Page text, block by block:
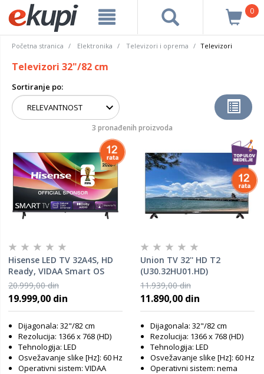
0
Početna stranica Elektronika Televizori i oprema Televizori
Televizori 32"/82 cm
Sortiranje po:
3 pronađenih proizvoda
Hisense LED TV 32A4S, HD
Ready, VIDAA Smart OS
20.999,00 din
19.999,00 din
Dijagonala: 32"/82 cm
Rezolucija: 1366 x 768 (HD)
Tehnologija: LED
Osvežavanje slike [Hz]: 60 Hz
Operativni sistem: VIDAA
Union TV 32'' HD T2
(U30.32HU01.HD)
11.939,00 din
11.890,00 din
Dijagonala: 32"/82 cm
Rezolucija: 1366 x 768 (HD)
Tehnologija: LED
Osvežavanje slike [Hz]: 60 Hz
Operativni sistem: nema